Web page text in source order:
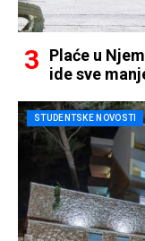
Plaće u
ide sve
STUDENTSKE NOVOSTI